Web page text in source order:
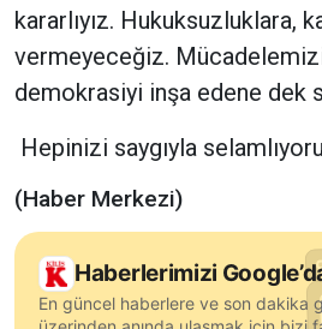
kararlıyız. Hukuksuzluklara,
vermeyeceğiz.
demokrasiyi inşa edene dek
Hepinizi saygıyla
(Haber Merkezi)
Haberlerimizi
En güncel haberlere ve son dakika